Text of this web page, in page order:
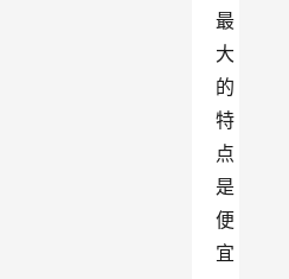
最
大
的
特
点
是
便
宜